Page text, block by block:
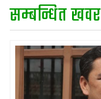
सम्बन्धित खवर